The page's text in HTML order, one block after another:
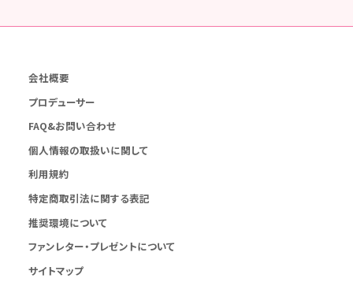
会社概要
プロデューサー
FAQ&お問い合わせ
個人情報の取扱いに関して
利用規約
特定商取引法に関する表記
推奨環境について
ファンレター・プレゼントについて
サイトマップ